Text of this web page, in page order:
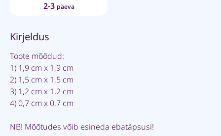
2-3 päeva
Kirjeldus
Toote mõõdud:
1) 1,9 cm x 1,9 cm
2) 1,5 cm x 1,5 cm
3) 1,2 cm x 1,2 cm
4) 0,7 cm x 0,7 cm
NB! Mõõtudes võib esineda ebatäpsusi!